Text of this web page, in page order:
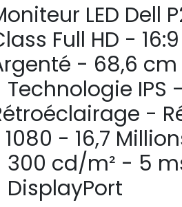
LED Dell
Full HD -
- 68,6
IPS
-
1080 - 16,7
300 cd/m² - 5
DisplayPort